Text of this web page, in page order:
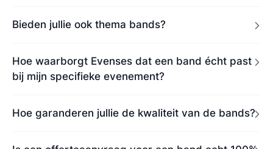
Bieden jullie ook thema bands?
Hoe waarborgt Evenses dat een band écht past
bij mijn specifieke evenement?
Hoe garanderen jullie de kwaliteit van de bands?